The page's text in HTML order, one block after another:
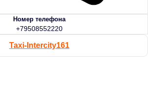
Номер телефона
+79508552220
Taxi-Intercity161